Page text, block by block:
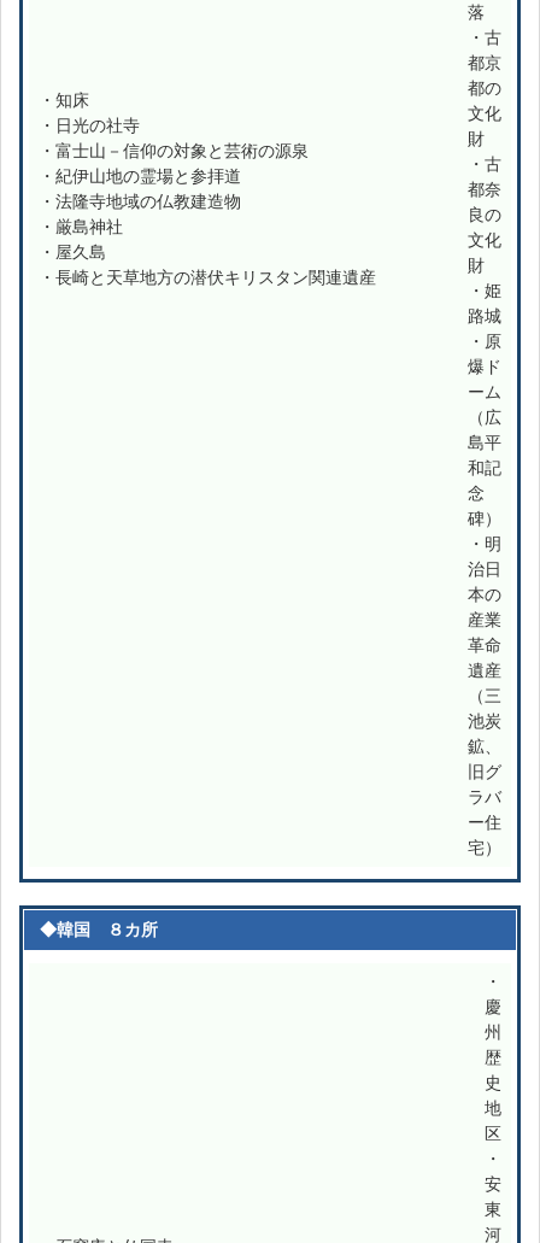
・知床
・日光の社寺
・富士山－信仰の対象と芸術の源泉
・紀伊山地の霊場と参拝道
・法隆寺地域の仏教建造物
・厳島神社
・屋久島
・長崎と天草地方の潜伏キリスタン関連遺産
落
・古
都京
都の
文化
財
・古
都奈
良の
文化
財
・姫
路城
・原
爆ド
ーム
（広
島平
和記
念
碑）
・明
治日
本の
産業
革命
遺産
（三
池炭
鉱、
旧グ
ラバ
ー住
宅）
◆韓国 ８カ所
・
慶
州
歴
史
地
区
・
安
東
河